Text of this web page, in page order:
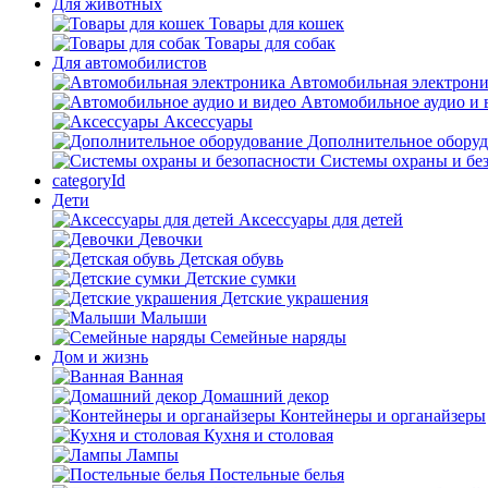
Для животных
Товары для кошек
Товары для собак
Для автомобилистов
Автомобильная
Автомобильное аудио и
Аксессуары
Дополнительное
Системы охраны и
categoryId
Дети
Аксессуары для детей
Девочки
Детская обувь
Детские сумки
Детские украшения
Малыши
Семейные наряды
Дом и жизнь
Ванная
Домашний декор
Контейнеры и органайзеры
Кухня и столовая
Лампы
Постельные белья